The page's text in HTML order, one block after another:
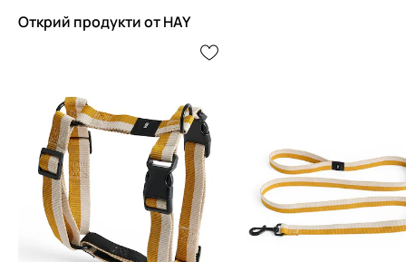
Открий продукти от HAY